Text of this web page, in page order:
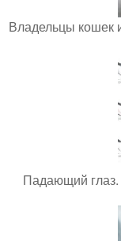
Владельцы кошек
Падающий